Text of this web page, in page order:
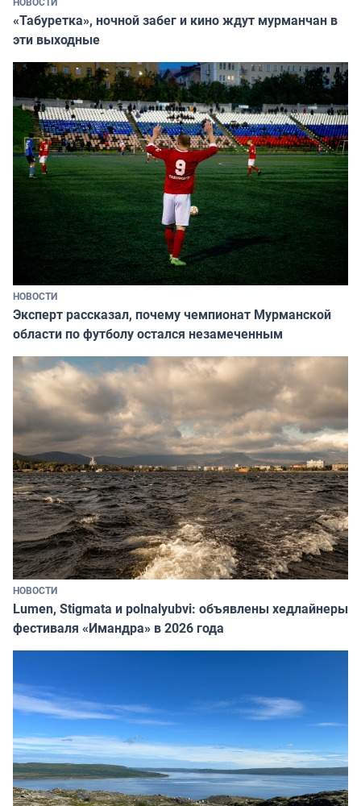
«Табуретка», ночной забег и кино ждут мурманчан в
эти выходные
НОВОСТИ
Эксперт рассказал, почему чемпионат Мурманской
области по футболу остался незамеченным
НОВОСТИ
Lumen, Stigmata и polnalyubvi: объявлены хедлайнеры
фестиваля «Имандра» в 2026 года